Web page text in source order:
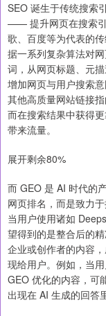
SEO 诞生于传统搜索
—— 提升网页在搜索引
歌、百度等为代表的
据一系列复杂算法对
词，从网页标题、元
增加网页与用户搜索
其他高质量网站链接
而在搜索结果中获得
带来流量。
展开剩余80%
而 GEO 是 AI 时代的
网页排名，而是致力
当用户使用诸如
望得到的是整合后的
企业或创作者的内容
现给用户。例如，当
GEO 优化的内容，可
出现在 AI 生成的回答